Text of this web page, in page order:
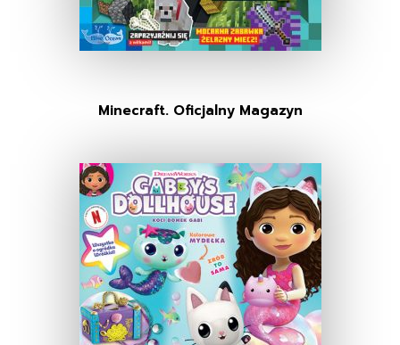
Minecraft. Oficjalny Magazyn